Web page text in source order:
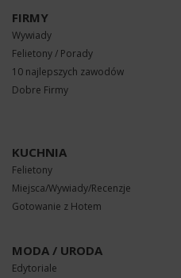
FIRMY
Wywiady
Felietony / Porady
10 najlepszych zawodów
Dobre Firmy
KUCHNIA
Felietony
Miejsca/Wywiady/Recenzje
Gotowanie z Hotem
MODA / URODA
Edytoriale